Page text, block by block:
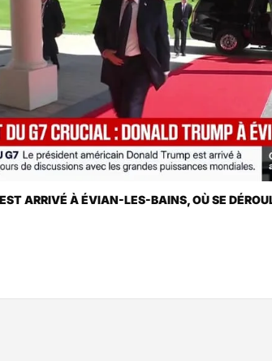
ARRIVÉ À ÉVIAN-LES-BAINS, OÙ SE